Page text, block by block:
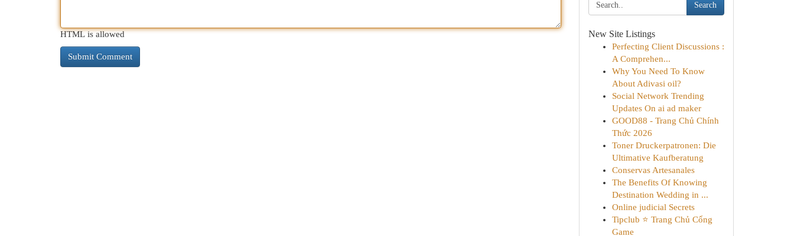
HTML is allowed
Search
New Site Listings
Perfecting Client Discussions :
A Comprehen...
Why You Need To Know
About Adivasi oil?
Social Network Trending
Updates On ai ad maker
GOOD88 - Trang Chủ Chính
Thức 2026
Toner Druckerpatronen: Die
Ultimative Kaufberatung
Conservas Artesanales
The Benefits Of Knowing
Destination Wedding in ...
Online judicial Secrets
Tipclub ⭐ Trang Chủ Cổng
Game